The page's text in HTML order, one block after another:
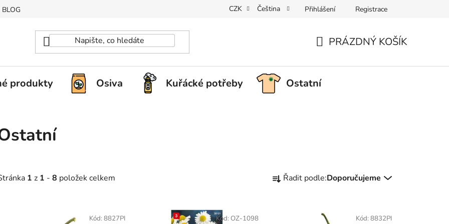
BLOG CZK Čeština Přihlášení Registrace
KOŠÍK
PRÁZDNÝ KOŠÍK
produkty Osiva Kuřácké potřeby Ostatní
1 z 1 - 8 položek celkem
a Řadit podle:Doporučujeme
Kód: 8827PI Kód: OZ-1098 Kód: 8832PI